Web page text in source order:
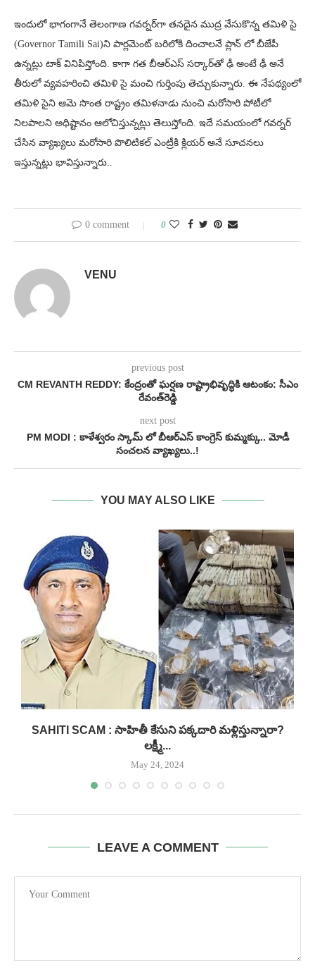
ఇందులో భాగంగానే తెలంగాణ గవర్నర్‌గా తనదైన ముద్ర వేసుకొన్న తమిళి సై
(Governor Tamili Sai)ని పార్లమెంట్ బరిలోకి దించాలనే ప్లాన్ లో బీజేపీ
ఉన్నట్లు టాక్ వినిపిస్తోంది. కాగా గత బీఆర్ఎస్ సర్కార్‌తో ఢీ అంటే ఢీ అనే
తీరులో వ్యవహరించి తమిళి సై మంచి గుర్తింపు తెచ్చుకున్నారు. ఈ నేపథ్యంలో
తమిళి సైని ఆమె సొంత రాష్ట్రం తమిళనాడు నుంచి మరోసారి పోటీలో
నిలపాలని అధిష్టానం ఆలోచిస్తున్నట్లు తెలుస్తోంది. ఇదే సమయంలో గవర్నర్
చేసిన వ్యాఖ్యలు మరోసారి పొలిటికల్ ఎంట్రీకి క్లియర్ అనే సూచనలు
ఇస్తున్నట్లు భావిస్తున్నారు..
0 comment 0
VENU
previous post
CM REVANTH REDDY: కేంద్రంతో ఘర్షణ రాష్ట్రాభివృద్ధికి ఆటంకం: సీఎం
రేవంత్‌రెడ్డి
next post
PM MODI : కాళేశ్వరం స్కామ్ లో బీఆర్‌ఎస్‌ కాంగ్రెస్‌ కుమ్మక్కు.. మోడీ
సంచలన వ్యాఖ్యలు..!
YOU MAY ALSO LIKE
SAHITI SCAM : సాహితీ కేసుని పక్కదారి మళ్లిస్తున్నారా?
లక్ష్మీ...
May 24, 2024
LEAVE A COMMENT